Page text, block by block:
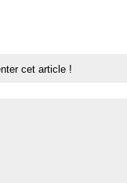
cet article !